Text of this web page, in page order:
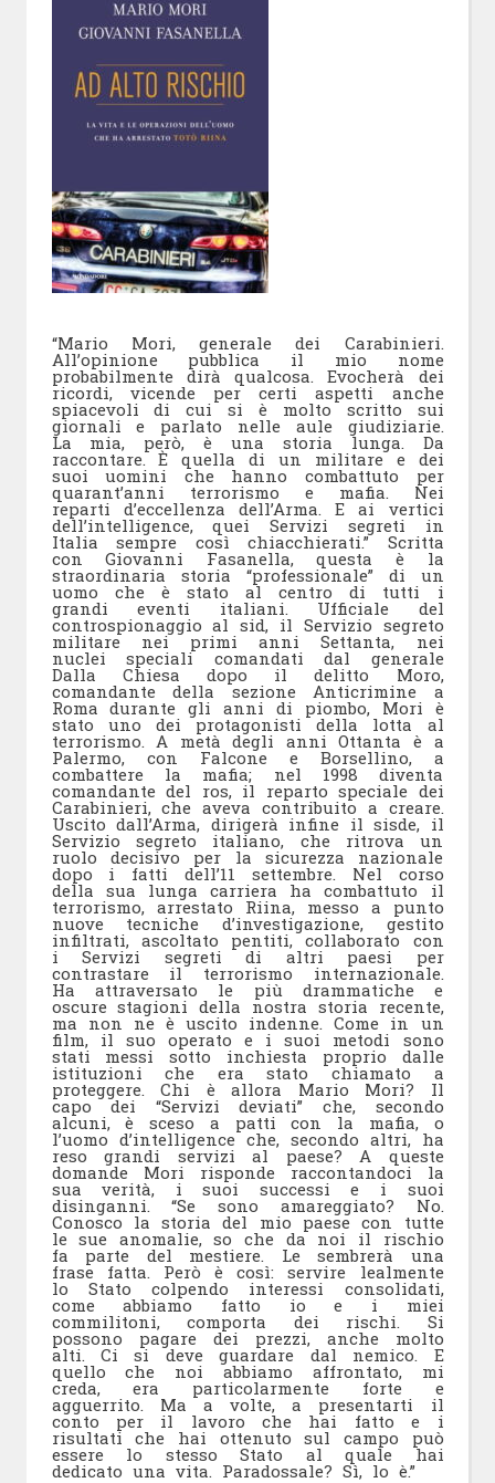
“Mario Mori, generale dei Carabinieri.
All’opinione pubblica il mio nome
probabilmente dirà qualcosa. Evocherà dei
ricordi, vicende per certi aspetti anche
spiacevoli di cui si è molto scritto sui
giornali e parlato nelle aule giudiziarie.
La mia, però, è una storia lunga. Da
raccontare. È quella di un militare e dei
suoi uomini che hanno combattuto per
quarant’anni terrorismo e mafia. Nei
reparti d’eccellenza dell’Arma. E ai vertici
dell’intelligence, quei Servizi segreti in
Italia sempre così chiacchierati.” Scritta
con Giovanni Fasanella, questa è la
straordinaria storia “professionale” di un
uomo che è stato al centro di tutti i
grandi eventi italiani. Ufficiale del
controspionaggio al sid, il Servizio segreto
militare nei primi anni Settanta, nei
nuclei speciali comandati dal generale
Dalla Chiesa dopo il delitto Moro,
comandante della sezione Anticrimine a
Roma durante gli anni di piombo, Mori è
stato uno dei protagonisti della lotta al
terrorismo. A metà degli anni Ottanta è a
Palermo, con Falcone e Borsellino, a
combattere la mafia; nel 1998 diventa
comandante del ros, il reparto speciale dei
Carabinieri, che aveva contribuito a creare.
Uscito dall’Arma, dirigerà infine il sisde, il
Servizio segreto italiano, che ritrova un
ruolo decisivo per la sicurezza nazionale
dopo i fatti dell’11 settembre. Nel corso
della sua lunga carriera ha combattuto il
terrorismo, arrestato Riina, messo a punto
nuove tecniche d’investigazione, gestito
infiltrati, ascoltato pentiti, collaborato con
i Servizi segreti di altri paesi per
contrastare il terrorismo internazionale.
Ha attraversato le più drammatiche e
oscure stagioni della nostra storia recente,
ma non ne è uscito indenne. Come in un
film, il suo operato e i suoi metodi sono
stati messi sotto inchiesta proprio dalle
istituzioni che era stato chiamato a
proteggere. Chi è allora Mario Mori? Il
capo dei “Servizi deviati” che, secondo
alcuni, è sceso a patti con la mafia, o
l’uomo d’intelligence che, secondo altri, ha
reso grandi servizi al paese? A queste
domande Mori risponde raccontandoci la
sua verità, i suoi successi e i suoi
disinganni. “Se sono amareggiato? No.
Conosco la storia del mio paese con tutte
le sue anomalie, so che da noi il rischio
fa parte del mestiere. Le sembrerà una
frase fatta. Però è così: servire lealmente
lo Stato colpendo interessi consolidati,
come abbiamo fatto io e i miei
commilitoni, comporta dei rischi. Si
possono pagare dei prezzi, anche molto
alti. Ci si deve guardare dal nemico. E
quello che noi abbiamo affrontato, mi
creda, era particolarmente forte e
agguerrito. Ma a volte, a presentarti il
conto per il lavoro che hai fatto e i
risultati che hai ottenuto sul campo può
essere lo stesso Stato al quale hai
dedicato una vita. Paradossale? Sì, lo è.”